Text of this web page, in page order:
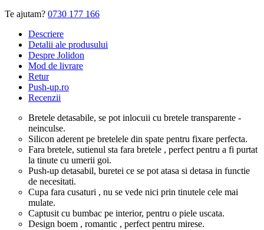
Te ajutam? 0730 177 166
Descriere
Detalii ale produsului
Despre Jolidon
Mod de livrare
Retur
Push-up.ro
Recenzii
Bretele detasabile, se pot inlocuii cu bretele transparente -
neinculse.
Silicon aderent pe bretelele din spate pentru fixare perfecta.
Fara bretele, sutienul sta fara bretele , perfect pentru a fi purtat
la tinute cu umerii goi.
Push-up detasabil, buretei ce se pot atasa si detasa in functie
de necesitati.
Cupa fara cusaturi , nu se vede nici prin tinutele cele mai
mulate.
Captusit cu bumbac pe interior, pentru o piele uscata.
Design boem , romantic , perfect pentru mirese.